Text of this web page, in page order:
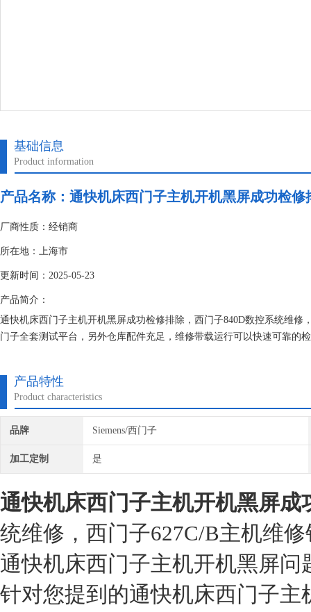
基础信息
Product information
产品名称： 通快机床西门子主机开机黑屏成功检修
厂商性质：经销商
所在地：上海市
更新时间：2025-05-23
产品简介：
通快机床西门子主机开机黑屏成功检修排除，西门子840D数控系统维
门子全套测试平台，另外仓库配件充足，维修带载运行可以快速可靠的
产品特性
Product characteristics
品牌 Siemens/西门子
加工定制 是
通快机床西门子主机开机黑屏成
统维修，西门子627C/B主机维
通快机床西门子主机开机黑屏问
针对您提到的通快机床西门子